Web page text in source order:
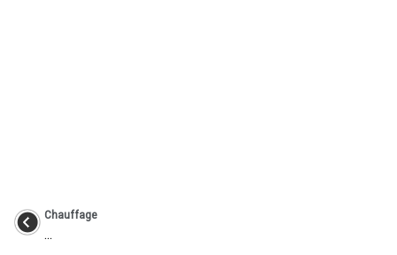
Chauffage
...